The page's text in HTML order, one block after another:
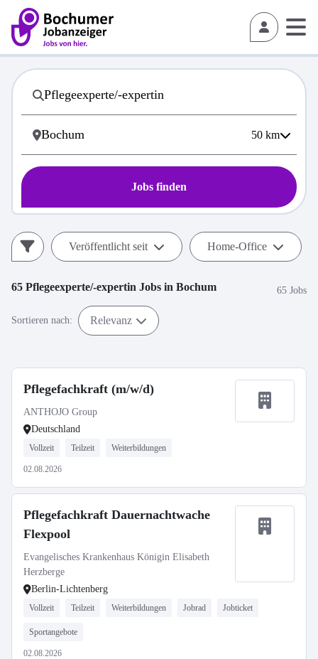
50 km
Jobs finden
Veröffentlicht seit Home-Office
65 Pflegeexperte/-expertin Jobs in Bochum 65 Jobs
Sortieren nach: Relevanz
Pflegefachkraft (m/w/d)
ANTHOJO Group
Deutschland
Vollzeit Teilzeit Weiterbildungen
02.08.2026
Pflegefachkraft Dauernachtwache
Flexpool
Evangelisches Krankenhaus Königin Elisabeth
Herzberge
Berlin-Lichtenberg
Vollzeit Teilzeit Weiterbildungen Jobrad Jobticket
Sportangebote
02.08.2026